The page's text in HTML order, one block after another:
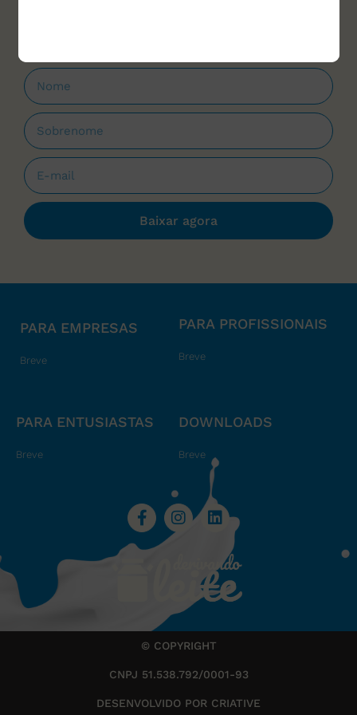
Baixar agora
PARA EMPRESAS
Breve
PARA PROFISSIONAIS
Breve
PARA ENTUSIASTAS
Breve
DOWNLOADS
Breve
© COPYRIGHT
CNPJ 51.538.792/0001-93
DESENVOLVIDO POR CRIATIVE